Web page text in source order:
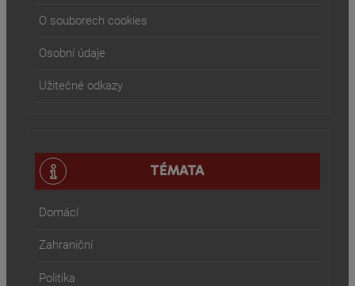
O souborech cookies
Osobní údaje
Užitečné odkazy
TÉMATA
Domácí
Zahraniční
Politika